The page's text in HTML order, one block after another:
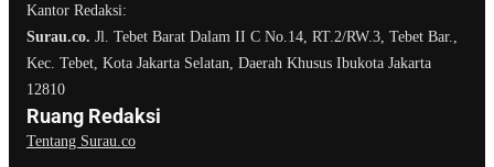
Kantor Redaksi:
Surau.co. Jl. Tebet Barat Dalam II C No.14, RT.2/RW.3, Tebet Bar.,
Kec. Tebet, Kota Jakarta Selatan, Daerah Khusus Ibukota Jakarta
12810
Ruang Redaksi
Tentang Surau.co